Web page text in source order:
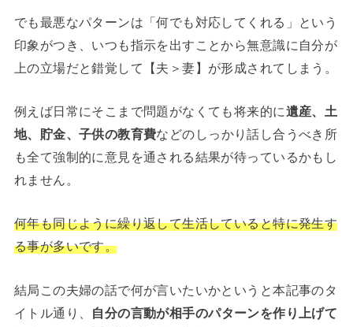
でも最悪なパターンは「何でも対応してくれる」という
印象がつき、いつも指示を出すことから無意識に自分が
上の立場だと錯覚して【夫＞妻】が形成されてしまう。
例えば日常にそこまで問題がなくても将来的に遺産、土
地、貯金、子供の教育費などのしっかり話し合うべき所
も全て強制的に意見を通される結果が待っているかもし
れません。
何年も同じように繰り返して生活していると特に発生す
る事が多いです。
結局この夫婦の話で何が言いたいかというと本記事のタ
イトル通り、 自分の言動が相手のパターンを作り上げて